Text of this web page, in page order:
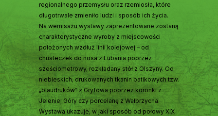
regionalnego przemysłu oraz rzemiosła, które
długotrwale zmieniło ludzi i sposób ich życia.
Na wernisażu wystawy zaprezentowane zostaną
charakterystyczne wyroby z miejscowości
położonych wzdłuż linii kolejowej – od
chusteczek do nosa z Lubania poprzez
sześciometrowy, rozkładany stół z Olszyny. Od
niebieskich, drukowanych tkanin batikowych tzw.
„blaudruków” z Gryfowa poprzez koronki z
Jeleniej Góry czy porcelanę z Wałbrzycha.
Wystawa ukazuje, w jaki sposób od połowy XIX